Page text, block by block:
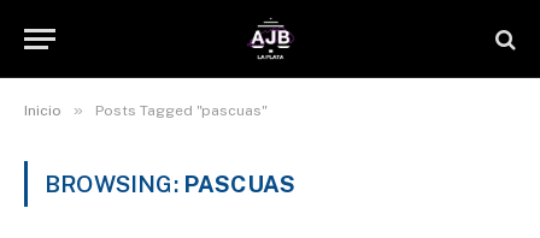
Inicio » Posts Tagged "pascuas"
BROWSING: PASCUAS